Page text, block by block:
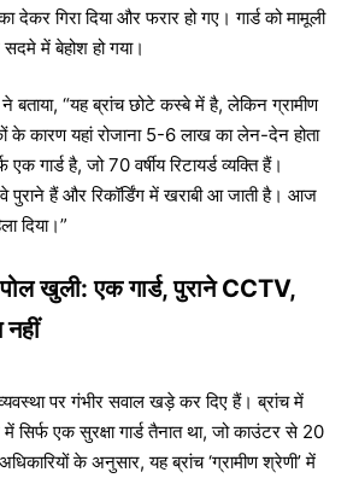
गिरा दिया और फरार हो गए। गार्ड को मामूली
में बेहोश हो गया।
बताया, “यह ब्रांच छोटे कस्बे में है, लेकिन ग्रामीण
के कारण यहां रोजाना 5-6 लाख का लेन-देन होता
गार्ड है, जो 70 वर्षीय रिटायर्ड व्यक्ति हैं।
हैं और रिकॉर्डिंग में खराबी आ जाती है। आज
दिया।”
पोल खुली: एक गार्ड, पुराने CCTV,
नहीं
पर गंभीर सवाल खड़े कर दिए हैं। ब्रांच में
सिर्फ एक सुरक्षा गार्ड तैनात था, जो काउंटर से 20
के अनुसार, यह ब्रांच ‘ग्रामीण श्रेणी’ में